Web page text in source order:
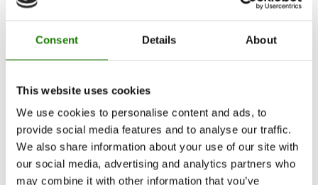
Consent Details About
This website uses cookies
We use cookies to personalise content and ads, to
provide social media features and to analyse our traffic.
We also share information about your use of our site with
our social media, advertising and analytics partners who
may combine it with other information that you’ve